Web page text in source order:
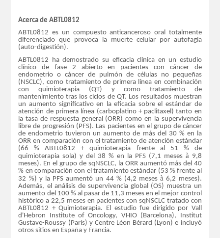
Acerca de ABTL0812
ABTL0812 es un compuesto anticanceroso oral totalmente
diferenciado que provoca la muerte celular por autofagia
(auto-digestión).
ABTL0812 ha demostrado su eficacia clínica en un estudio
clínico de fase 2 abierto en pacientes con cáncer de
endometrio o cáncer de pulmón de células no pequeñas
(NSCLC), como tratamiento de primera línea en combinación
con quimioterapia (QT) y como tratamiento de
mantenimiento tras los ciclos de QT. Los resultados muestran
un aumento significativo en la eficacia sobre el estándar de
atención de primera línea (carboplatino + paclitaxel) tanto en
la tasa de respuesta general (ORR) como en la supervivencia
libre de progresión (PFS). Las pacientes en el grupo de cáncer
de endometrio tuvieron un aumento de más del 30 % en la
ORR en comparación con el tratamiento de atención estándar
(66 % ABTL0812 + quimioterapia frente al 51 % de
quimioterapia sola) y del 38 % en la PFS (7,1 meses à9,8
meses). En el grupo de sqNSCLC, la ORR aumentó más del 40
% en comparación con el tratamiento estándar (53 % frente al
32 %) y la PFS aumentó un 44 % (4,2 mesesà 6,2 meses).
Además, el análisis de supervivencia global (OS) muestra un
aumento del 100 % al pasar de 11,3 meses en el mejor control
histórico a 22,5 meses en pacientes con sqNSCLC tratado con
ABTL0812 + Quimioterapia. El estudio fue dirigido por Vall
d'Hebron Institute of Oncology, VHIO (Barcelona), Institut
Gustave-Roussy (París) y Centre Léon Bérard (Lyon) e incluyó
otros sitios en España y Francia.